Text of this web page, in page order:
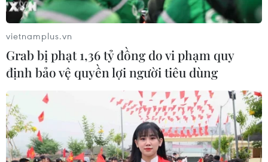
vietnamplus.vn
Grab bị phạt 1,36 tỷ đồng do vi phạm quy
định bảo vệ quyền lợi người tiêu dùng